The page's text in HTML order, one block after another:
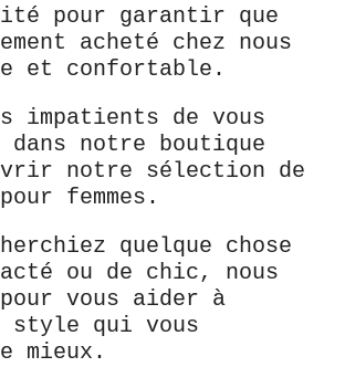
pour garantir que
acheté chez nous
et confortable.
impatients de vous
notre boutique
notre sélection de
femmes.
quelque chose
ou de chic, nous
pour vous aider à
style qui vous
mieux.